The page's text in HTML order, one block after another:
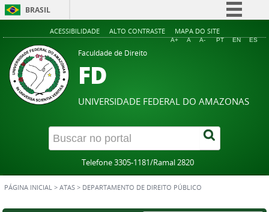
BRASIL
Simplifique!
Legislação
Canais
ACESSIBILIDADE ALTO CONTRASTE MAPA DO SITE
A+ A A- PT EN ES
Faculdade de Direito
FD
UNIVERSIDADE FEDERAL DO AMAZONAS
Telefone 3305-1181/Ramal 2820
PÁGINA INICIAL > ATAS > DEPARTAMENTO DE DIREITO PÚBLICO